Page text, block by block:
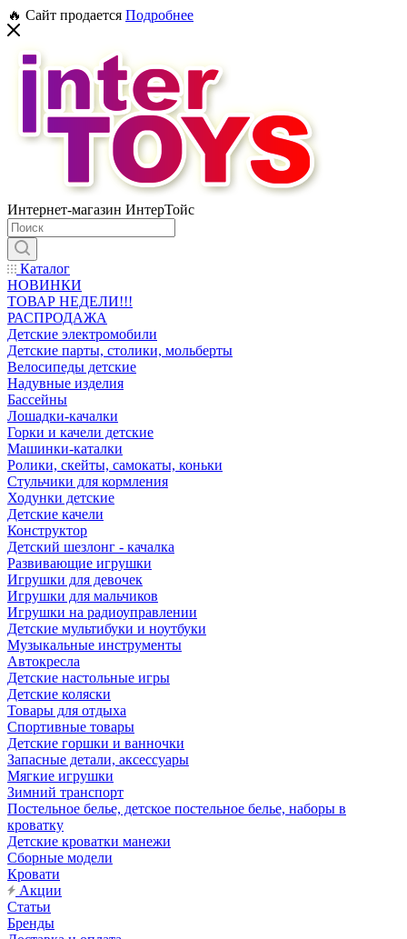
🔥 Сайт продается Подробнее
Интернет-магазин ИнтерТойс
Каталог
НОВИНКИ
ТОВАР НЕДЕЛИ!!!
РАСПРОДАЖА
Детские электромобили
Детские парты, столики, мольберты
Велосипеды детские
Надувные изделия
Бассейны
Лошадки-качалки
Горки и качели детские
Машинки-каталки
Ролики, скейты, самокаты, коньки
Стульчики для кормления
Ходунки детские
Детские качели
Конструктор
Детский шезлонг - качалка
Развивающие игрушки
Игрушки для девочек
Игрушки для мальчиков
Игрушки на радиоуправлении
Детские мультибуки и ноутбуки
Музыкальные инструменты
Автокресла
Детские настольные игры
Детские коляски
Товары для отдыха
Спортивные товары
Детские горшки и ванночки
Запасные детали, аксессуары
Мягкие игрушки
Зимний транспорт
Постельное белье, детское постельное белье, наборы в
кроватку
Детские кроватки манежи
Сборные модели
Кровати
Акции
Статьи
Бренды